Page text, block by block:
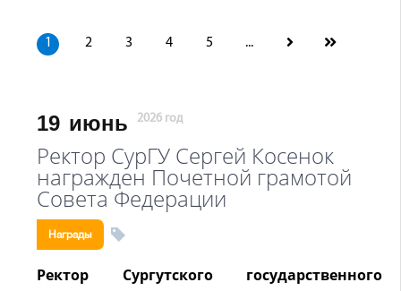
1 2 3 4 5 ...
19 июнь 2026 год
Ректор СурГУ Сергей Косенок
награжден Почетной грамотой
Совета Федерации
Награды
Ректор Сургутского государственного